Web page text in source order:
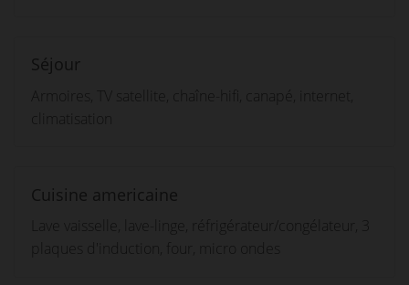
Séjour
Armoires, TV satellite, chaîne-hifi, canapé, internet,
Cuisine americaine
Lave vaisselle, lave-linge, réfrigérateur/congélateur, 3
plaques d'induction, four, micro ondes